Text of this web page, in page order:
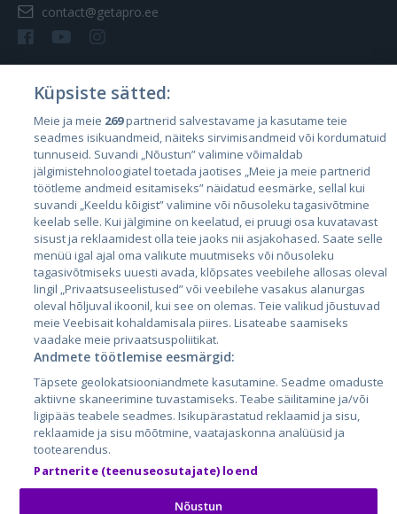
contact@getapro.ee
Riigid
Eesti
Läti
Leedu
City24.lv
City24.ee
GetaPro.lv
GetaPro.ee
Skelbiu.lt
Autoplius.lt
Aruodas.lt
CVbankas.lt
Kainos.lt
Paslaugos.lt
auto24.ee
Osta.ee
KuldneBörs.ee
Küpsiste sätted:
Meie ja meie 269partnerid salvestavame ja kasutame teie
seadmes isikuandmeid, näiteks sirvimisandmeid või kordumatuid
tunnuseid. Suvandi „Nõustun” valimine võimaldab
jälgimistehnoloogiatel toetada jaotises „Meie ja meie partnerid
töötleme andmeid esitamiseks” näidatud eesmärke, sellal kui
suvandi „Keeldu kõigist” valimine või nõusoleku tagasivõtmine
keelab selle. Kui jälgimine on keelatud, ei pruugi osa kuvatavast
sisust ja reklaamidest olla teie jaoks nii asjakohased. Saate selle
menüü igal ajal oma valikute muutmiseks või nõusoleku
tagasivõtmiseks uuesti avada, klõpsates veebilehe allosas oleval
lingil „Privaatsuseelistused” või veebilehe vasakus alanurgas
oleval hõljuval ikoonil, kui see on olemas. Teie valikud jõustuvad
meie Veebisait kohaldamisala piires. Lisateabe saamiseks
vaadake meie privaatsuspoliitikat.
Andmete töötlemise eesmärgid:
Täpsete geolokatsiooniandmete kasutamine. Seadme omaduste
aktiivne skaneerimine tuvastamiseks. Teabe säilitamine ja/või
ligipääs teabele seadmes. Isikupärastatud reklaamid ja sisu,
reklaamide ja sisu mõõtmine, vaatajaskonna analüüsid ja
tootearendus.
Partnerite (teenuseosutajate) loend
Nõustun